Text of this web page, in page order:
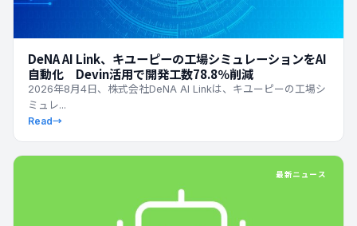
DeNA AI Link、キユーピーの工場シミュレーションをAI
自動化 Devin活用で開発工数78.8％削減
2026年8月4日、株式会社DeNA AI Linkは、キユーピーの工場シ
ミュレ...
Read→
最新ニュース